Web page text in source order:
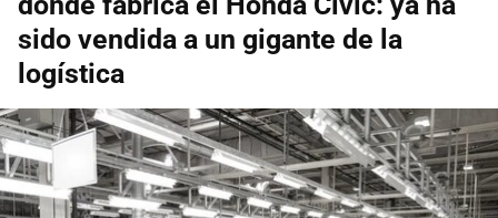
sido vendida a un gigante de la
logística